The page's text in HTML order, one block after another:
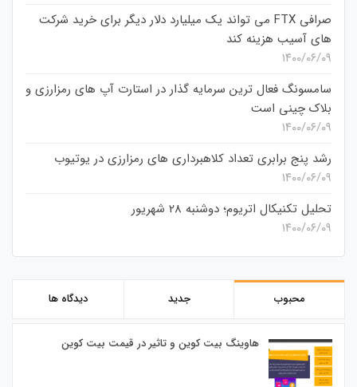
صرافی FTX می تواند یک میلیارد دلار دیگر برای خرید شرکت
های آسیب هزینه کند
۱۴۰۰/۰۶/۰۹
سامسونگ فعال‌ ترین سرمایه‌ گذار در استارت‌ آپ‌ های رمزارزی و
بلاک چینی است
۱۴۰۰/۰۶/۰۹
رشد پنج برابری تعداد کلاهبرداری های رمزارزی در یوتیوب
۱۴۰۰/۰۶/۰۹
تحلیل تکنیکال اتریوم؛ دوشنبه 28 شهریور
۱۴۰۰/۰۶/۰۹
محبوب جدید دیدگاه ها
هاوینگ بیت کوین و تاثیر در قیمت بیت کوین